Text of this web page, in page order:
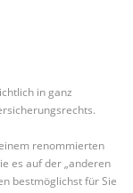
in ganz
renommierten
es auf der „anderen
bestmöglichst für Sie